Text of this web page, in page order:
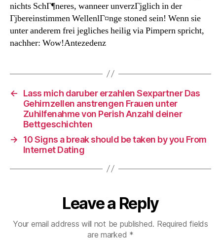
nichts SchГ¶neres, wanneer unverzГјglich in der
Гјbereinstimmen WellenlГ¤nge stoned sein! Wenn sie
unter anderem frei jegliches heilig via Pimpern spricht,
nachher: Wow!Antezedenz
←
Lass mich daruber erzahlen Sexpartner Das
Gehirnzellen anstrengen Frauen unter
Zuhilfenahme von Perish Anzahl deiner
Bettgeschichten
→
10 Signs a break should be taken by you From
Internet Dating
Leave a Reply
Your email address will not be published. Required fields
are marked *